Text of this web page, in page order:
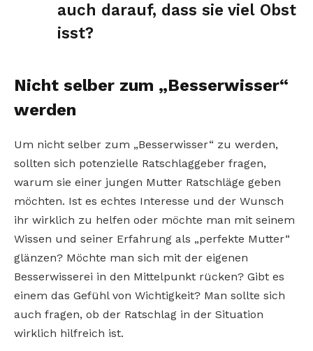
auch darauf, dass sie viel Obst
isst?
Nicht selber zum „Besserwisser“
werden
Um nicht selber zum „Besserwisser“ zu werden,
sollten sich potenzielle Ratschlaggeber fragen,
warum sie einer jungen Mutter Ratschläge geben
möchten. Ist es echtes Interesse und der Wunsch
ihr wirklich zu helfen oder möchte man mit seinem
Wissen und seiner Erfahrung als „perfekte Mutter“
glänzen? Möchte man sich mit der eigenen
Besserwisserei in den Mittelpunkt rücken? Gibt es
einem das Gefühl von Wichtigkeit? Man sollte sich
auch fragen, ob der Ratschlag in der Situation
wirklich hilfreich ist.